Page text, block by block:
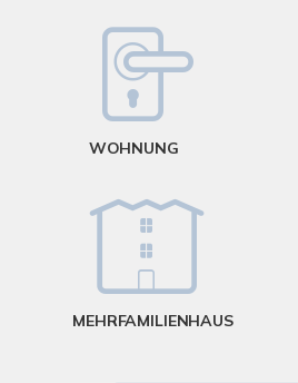
WOHNUNG
MEHRFAMILIENHAUS